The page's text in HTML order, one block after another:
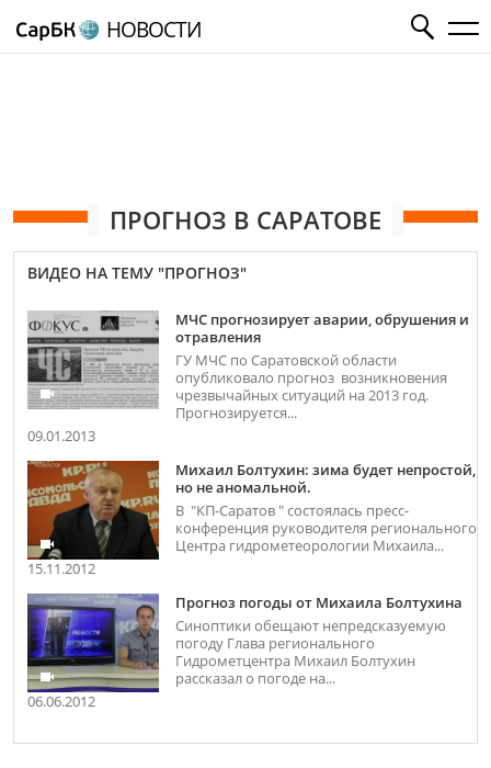
НОВОСТИ
ПРОГНОЗ В САРАТОВЕ
ВИДЕО НА ТЕМУ "ПРОГНОЗ"
МЧС прогнозирует аварии, обрушения и
отравления
ГУ МЧС по Саратовской области
опубликовало прогноз возникновения
чрезвычайных ситуаций на 2013 год.
Прогнозируется...
09.01.2013
Михаил Болтухин: зима будет непростой,
но не аномальной.
В "КП-Саратов " состоялась пресс-
конференция руководителя регионального
Центра гидрометеорологии Михаила...
15.11.2012
Прогноз погоды от Михаила Болтухина
Синоптики обещают непредсказуемую
погоду Глава регионального
Гидрометцентра Михаил Болтухин
рассказал о погоде на...
06.06.2012